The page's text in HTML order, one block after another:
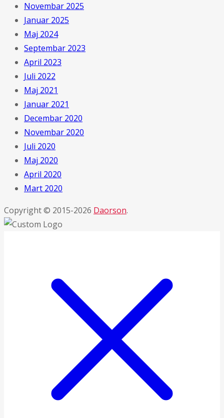
Novembar 2025
Januar 2025
Maj 2024
Septembar 2023
April 2023
Juli 2022
Maj 2021
Januar 2021
Decembar 2020
Novembar 2020
Juli 2020
Maj 2020
April 2020
Mart 2020
Copyright © 2015-2026 Daorson.